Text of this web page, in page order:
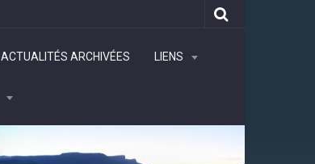
ACTUALITÉS ARCHIVÉES LIENS